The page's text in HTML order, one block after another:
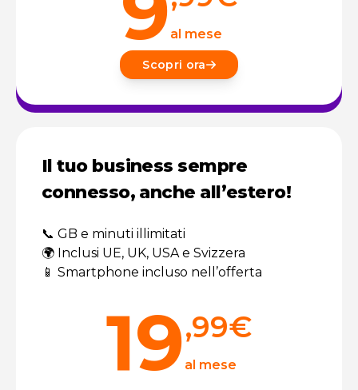
al mese
Scopri ora
Il tuo business sempre
connesso, anche all’estero!
📞 GB e minuti illimitati
🌍 Inclusi UE, UK, USA e Svizzera
📱 Smartphone incluso nell’offerta
19,99€
al mese